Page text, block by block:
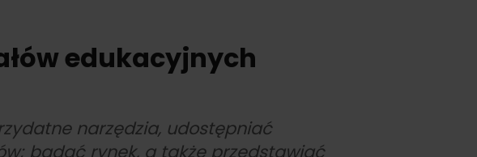
edukacyjnych
narzędzia, udostępniać
badać rynek, a także przedstawiać